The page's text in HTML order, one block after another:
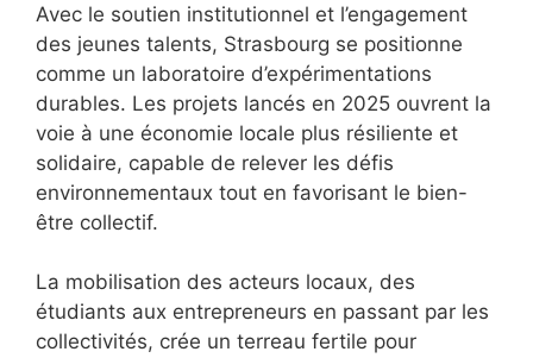
Avec le soutien institutionnel et l’engagement
des jeunes talents, Strasbourg se positionne
comme un laboratoire d’expérimentations
durables. Les projets lancés en 2025 ouvrent la
voie à une économie locale plus résiliente et
solidaire, capable de relever les défis
environnementaux tout en favorisant le bien-
être collectif.
La mobilisation des acteurs locaux, des
étudiants aux entrepreneurs en passant par les
collectivités, crée un terreau fertile pour